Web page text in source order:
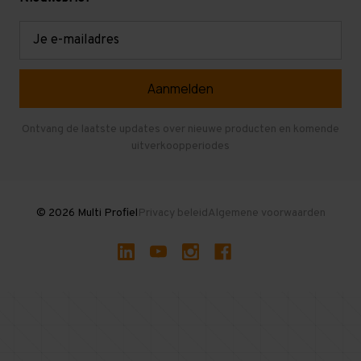
Gebruikte entresolvloeren
Ontvang de laatste updates over nieuwe producten en komende
uitverkoopperiodes
© 2026 Multi ProfielPrivacy beleidAlgemene voorwaarden